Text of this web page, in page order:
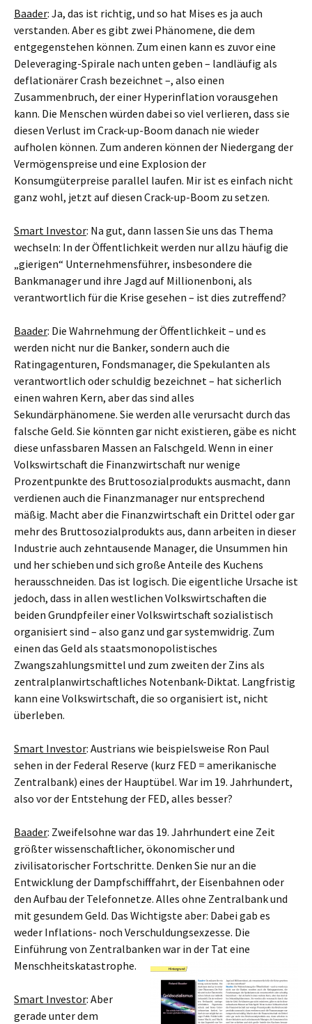
Baader: Ja, das ist richtig, und so hat Mises es ja auch
verstanden. Aber es gibt zwei Phänomene, die dem
entgegenstehen können. Zum einen kann es zuvor eine
Deleveraging-Spirale nach unten geben – landläufig als
deflationärer Crash bezeichnet –, also einen
Zusammenbruch, der einer Hyperinflation vorausgehen
kann. Die Menschen würden dabei so viel verlieren, dass sie
diesen Verlust im Crack-up-Boom danach nie wieder
aufholen können. Zum anderen können der Niedergang der
Vermögenspreise und eine Explosion der
Konsumgüterpreise parallel laufen. Mir ist es einfach nicht
ganz wohl, jetzt auf diesen Crack-up-Boom zu setzen.
Smart Investor: Na gut, dann lassen Sie uns das Thema
wechseln: In der Öffentlichkeit werden nur allzu häufig die
„gierigen“ Unternehmensführer, insbesondere die
Bankmanager und ihre Jagd auf Millionenboni, als
verantwortlich für die Krise gesehen – ist dies zutreffend?
Baader: Die Wahrnehmung der Öffentlichkeit – und es
werden nicht nur die Banker, sondern auch die
Ratingagenturen, Fondsmanager, die Spekulanten als
verantwortlich oder schuldig bezeichnet – hat sicherlich
einen wahren Kern, aber das sind alles
Sekundärphänomene. Sie werden alle verursacht durch das
falsche Geld. Sie könnten gar nicht existieren, gäbe es nicht
diese unfassbaren Massen an Falschgeld. Wenn in einer
Volkswirtschaft die Finanzwirtschaft nur wenige
Prozentpunkte des Bruttosozialprodukts ausmacht, dann
verdienen auch die Finanzmanager nur entsprechend
mäßig. Macht aber die Finanzwirtschaft ein Drittel oder gar
mehr des Bruttosozialprodukts aus, dann arbeiten in dieser
Industrie auch zehntausende Manager, die Unsummen hin
und her schieben und sich große Anteile des Kuchens
herausschneiden. Das ist logisch. Die eigentliche Ursache ist
jedoch, dass in allen westlichen Volkswirtschaften die
beiden Grundpfeiler einer Volkswirtschaft sozialistisch
organisiert sind – also ganz und gar systemwidrig. Zum
einen das Geld als staatsmonopolistisches
Zwangszahlungsmittel und zum zweiten der Zins als
zentralplanwirtschaftliches Notenbank-Diktat. Langfristig
kann eine Volkswirtschaft, die so organisiert ist, nicht
überleben.
Smart Investor: Austrians wie beispielsweise Ron Paul
sehen in der Federal Reserve (kurz FED = amerikanische
Zentralbank) eines der Hauptübel. War im 19. Jahrhundert,
also vor der Entstehung der FED, alles besser?
Baader: Zweifelsohne war das 19. Jahrhundert eine Zeit
größter wissenschaftlicher, ökonomischer und
zivilisatorischer Fortschritte. Denken Sie nur an die
Entwicklung der Dampfschifffahrt, der Eisenbahnen oder
den Aufbau der Telefonnetze. Alles ohne Zentralbank und
mit gesundem Geld. Das Wichtigste aber: Dabei gab es
weder Inflations- noch Verschuldungsexzesse. Die
Einführung von Zentralbanken war in der Tat eine
Menschheitskatastrophe.
Smart Investor: Aber
gerade unter dem